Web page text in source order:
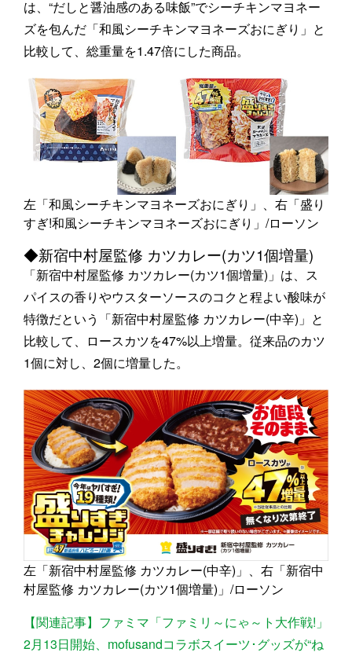
は、“だしと醤油感のある味飯”でシーチキンマヨネー
ズを包んだ「和風シーチキンマヨネーズおにぎり」と
比較して、総重量を1.47倍にした商品。
左「和風シーチキンマヨネーズおにぎり」、右「盛り
すぎ!和風シーチキンマヨネーズおにぎり」/ローソン
◆新宿中村屋監修 カツカレー(カツ1個増量)
「新宿中村屋監修 カツカレー(カツ1個増量)」は、ス
パイスの香りやウスターソースのコクと程よい酸味が
特徴だという「新宿中村屋監修 カツカレー(中辛)」と
比較して、ロースカツを47%以上増量。従来品のカツ
1個に対し、2個に増量した。
左「新宿中村屋監修 カツカレー(中辛)」、右「新宿中
村屋監修 カツカレー(カツ1個増量)」/ローソン
【関連記事】ファミマ「ファミリ～にゃ～ト大作戦!」
2月13日開始、mofusandコラボスイーツ･グッズが“ね